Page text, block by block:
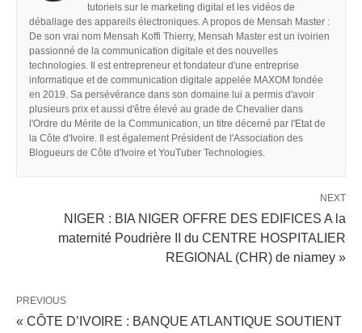
tutoriels sur le marketing digital et les vidéos de
déballage des appareils électroniques. A propos de Mensah Master :
De son vrai nom Mensah Koffi Thierry, Mensah Master est un ivoirien
passionné de la communication digitale et des nouvelles
technologies. Il est entrepreneur et fondateur d'une entreprise
informatique et de communication digitale appelée MAXOM fondée
en 2019. Sa persévérance dans son domaine lui a permis d'avoir
plusieurs prix et aussi d'être élevé au grade de Chevalier dans
l'Ordre du Mérite de la Communication, un titre décerné par l'Etat de
la Côte d'Ivoire. Il est également Président de l'Association des
Blogueurs de Côte d'Ivoire et YouTuber Technologies.
NEXT
NIGER : BIA NIGER OFFRE DES EDIFICES A la
maternité Poudrière II du CENTRE HOSPITALIER
REGIONAL (CHR) de niamey »
PREVIOUS
« CÔTE D’IVOIRE : BANQUE ATLANTIQUE SOUTIENT